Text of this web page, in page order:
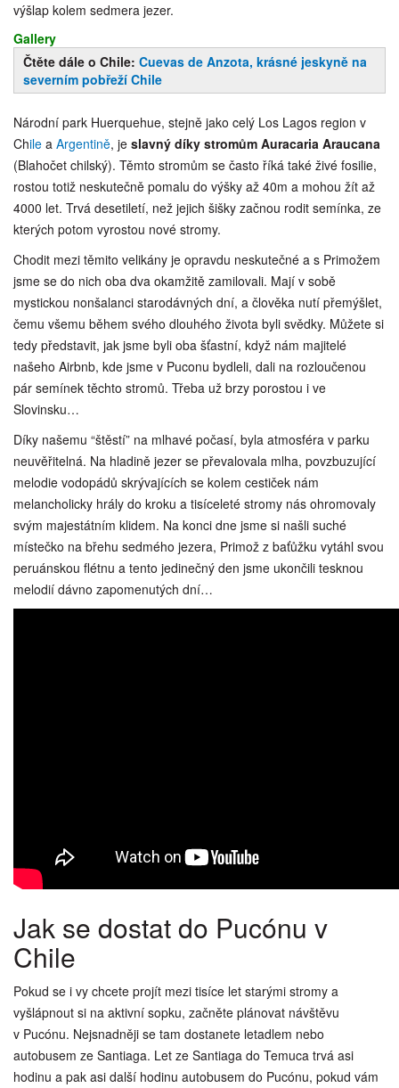
výšlap kolem sedmera jezer.
Gallery
Čtěte dále o Chile: Cuevas de Anzota, krásné jeskyně na
severním pobřeží Chile
Národní park Huerquehue, stejně jako celý Los Lagos region v
Chile a Argentině, je slavný díky stromům Auracaria Araucana
(Blahočet chilský). Těmto stromům se často říká také živé fosilie,
rostou totiž neskutečně pomalu do výšky až 40m a mohou žít až
4000 let. Trvá desetiletí, než jejich šišky začnou rodit semínka, ze
kterých potom vyrostou nové stromy.
Chodit mezi těmito velikány je opravdu neskutečné a s Primožem
jsme se do nich oba dva okamžitě zamilovali. Mají v sobě
mystickou nonšalanci starodávných dní, a člověka nutí přemýšlet,
čemu všemu během svého dlouhého života byli svědky. Můžete si
tedy představit, jak jsme byli oba šťastní, když nám majitelé
našeho Airbnb, kde jsme v Puconu bydleli, dali na rozloučenou
pár semínek těchto stromů. Třeba už brzy porostou i ve
Slovinsku…
Díky našemu “štěstí” na mlhavé počasí, byla atmosféra v parku
neuvěřitelná. Na hladině jezer se převalovala mlha, povzbuzující
melodie vodopádů skrývajících se kolem cestiček nám
melancholicky hrály do kroku a tisíceleté stromy nás ohromovaly
svým majestátním klidem. Na konci dne jsme si našli suché
místečko na břehu sedmého jezera, Primož z baťůžku vytáhl svou
peruánskou flétnu a tento jedinečný den jsme ukončili tesknou
melodií dávno zapomenutých dní…
Jak se dostat do Pucónu v
Chile
Pokud se i vy chcete projít mezi tisíce let starými stromy a
vyšlápnout si na aktivní sopku, začněte plánovat návštěvu
v Pucónu. Nejsnadněji se tam dostanete letadlem nebo
autobusem ze Santiaga. Let ze Santiaga do Temuca trvá asi
hodinu a pak asi další hodinu autobusem do Pucónu, pokud vám